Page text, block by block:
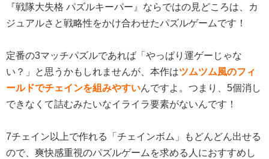
『戦隊大失格 パズルキーパー』ならではの見どころは、カ
ジュアルさと戦略性をかけ合わせたパズルゲームです！
定番の3マッチパズルであれば「やっぱり運ゲーじゃな
い？」と思うかもしれませんが、本作はツムツム風のフィ
ールドでチェインを組みやすいんですよ。つまり、5個消し
できなくて詰むみたいなイライラ要素がないんです！
7チェイン以上で作れる「チェインボム」もどんどん出せる
ので、爽快感重視のパズルゲームを求める人におすすめし